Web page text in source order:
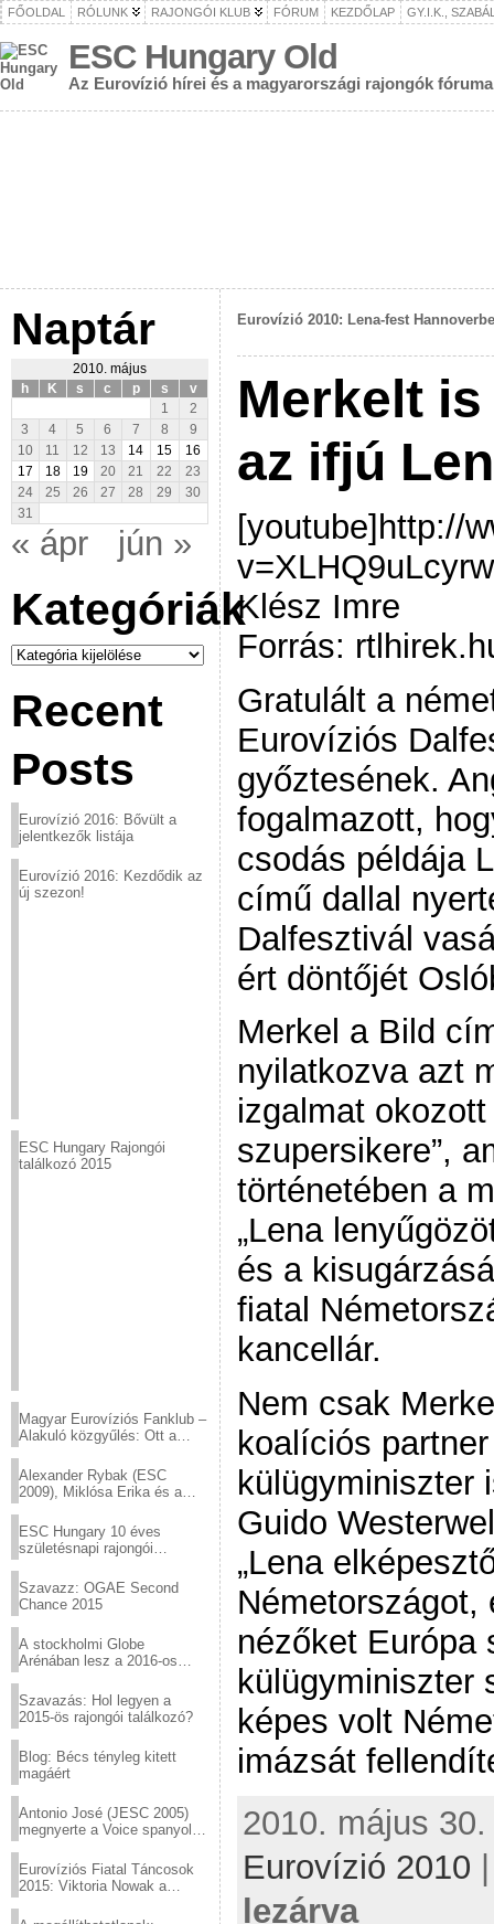
FŐOLDAL RÓLUNK RAJONGÓI KLUB FÓRUM KEZDŐLAP GY.I.K.,
ESC Hungary Old
Az Eurovízió hírei és a magyarországi rajongók fóruma
Naptár
2010. május
h
K s c p s
v
1
2
3
4 5 6 7 8
9
10
11 12 13 14 15
16
17
18 19 20 21 22
23
24
25 26 27 28 29
30
31
« ápr jún »
Kategóriák
Kategóriák
Recent
Posts
Eurovízió 2016: Bővült a
jelentkezők listája
Eurovízió 2016: Kezdődik az
új szezon!
ESC Hungary Rajongói
találkozó 2015
Magyar Eurovíziós Fanklub –
Alakuló közgyűlés: Ott a
Alexander Rybak (ESC
2009), Miklósa Erika és a
sztárjai a Margitszigeten
ESC Hungary 10 éves
születésnapi rajongói
Szavazz: OGAE Second
Chance 2015
A stockholmi Globe
Arénában lesz a 2016-os
Szavazás: Hol legyen a
2015-ös rajongói találkozó?
Blog: Bécs tényleg kitett
magáért
Antonio José (JESC 2005)
megnyerte a Voice spanyol
Eurovíziós Fiatal Táncosok
2015: Viktoria Nowak a
Eurovízió 2010: Lena-fest
Merkelt
az ifjú
[youtube]http://
Klész Imre
Forrás:
Gratulált a
Eurovíziós
győztesének.
fogalmazott,
csodás példája
című dallal
Dalfesztivál
ért döntőjét
Merkel a Bild
nyilatkozva azt
izgalmat
szupersikere”,
történetében a
„Lena
és a
fiatal
kancellár.
Nem csak
koalíciós
külügyminiszter
Guido
„Lena
Németországot,
nézőket Európa
külügyminiszter
képes volt
imázsát
2010. május
Eurovízió 2010
lezárva